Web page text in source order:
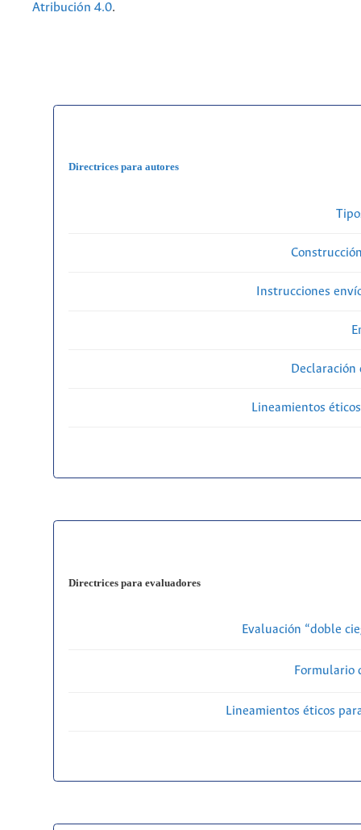
Atribución 4.0.
Directrices para autores
Instrucciones
Lineamientos
Directrices para evaluadores
Evaluación “doble
Formulario
Lineamientos éticos